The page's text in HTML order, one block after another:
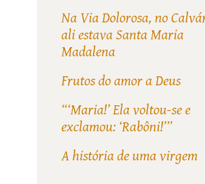
Na Via Dolorosa, no
ali estava Santa Maria
Madalena
Frutos do amor a Deus
“‘Maria!’ Ela voltou-se e
exclamou: ‘Rabôni!’”
A história de uma virgem